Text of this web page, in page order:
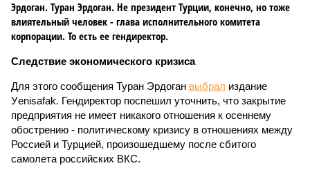
Эрдоган. Туран Эрдоган. Не президент Турции, конечно, но тоже
влиятельный человек - глава исполнительного комитета
корпорации. То есть ее гендиректор.
Следствие экономического кризиса
Для этого сообщения Туран Эрдоган выбрал издание
Уenisafak. Гендиректор поспешил уточнить, что закрытие
предприятия не имеет никакого отношения к осеннему
обострению - политическому кризису в отношениях между
Россией и Турцией, произошедшему после сбитого
самолета российских ВКС.